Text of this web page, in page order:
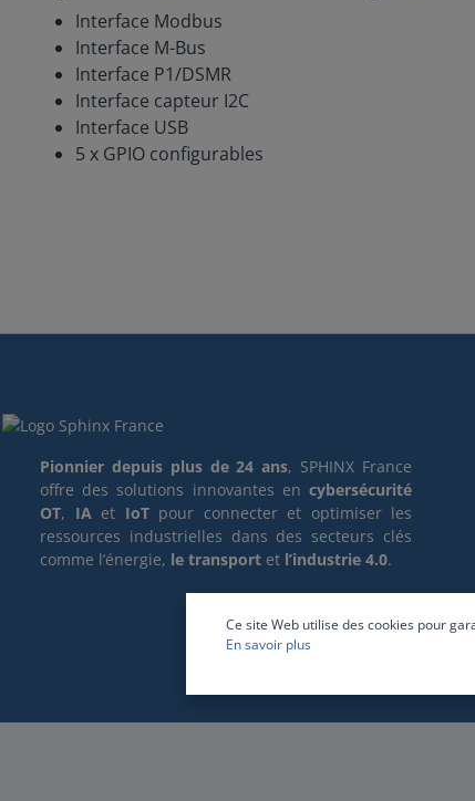
Interface Modbus
Interface M-Bus
Interface P1/DSMR
Interface capteur I2C
Interface USB
5 x GPIO configurables
Pionnier depuis plus de 24 ans, SPHINX France
offre des solutions innovantes en cybersécurité
OT, IA et IoT pour connecter et optimiser les
ressources industrielles dans des secteurs clés
comme l’énergie, le transport et l’industrie 4.0.
Ce site Web utilise des cookies pour
En savoir plus